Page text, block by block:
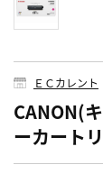
ＥＣカレント
CANON(
ーカート